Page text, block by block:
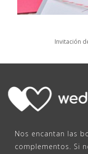
Invitación
Nos encantan las
complementos. Si